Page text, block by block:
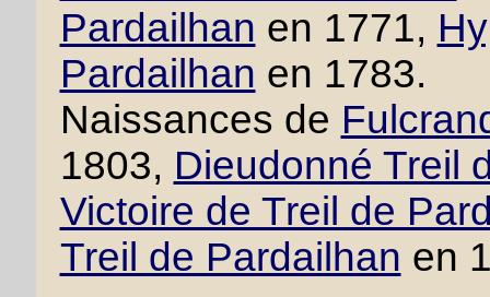
Pardailhan en 1771,
Pardailhan en 1783.
Naissances de
1803, Dieudonné Treil
Victoire de Treil de
Treil de Pardailhan en